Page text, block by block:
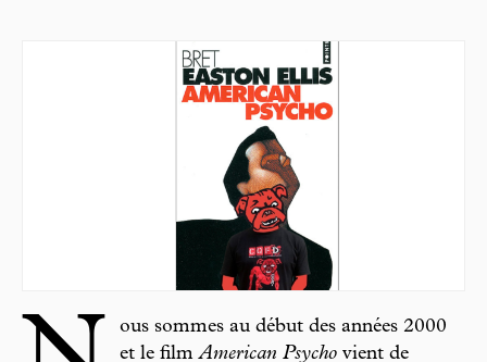
ous sommes au début des années 2000
et le filmAmerican Psycho vient de